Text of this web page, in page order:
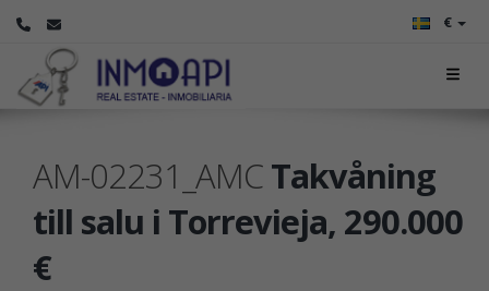
€
AM-02231_AMCTakvåning
till salu i Torrevieja, 290.000
€